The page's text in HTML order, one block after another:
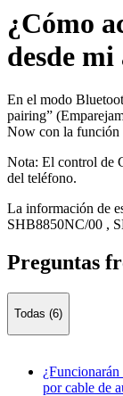
¿Cómo
desde
En el modo
pairing”
Now con la función
Nota: El control de
del teléfono.
La información de
SHB8850NC/00 ,
Preguntas
Todas (6)
por cable de